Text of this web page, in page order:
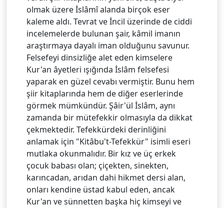
olmak üzere İslâmî alanda birçok eser
kaleme aldı. Tevrat ve İncil üzerinde de ciddi
incelemelerde bulunan şair, kâmil imanın
araştırmaya dayalı iman olduğunu savunur.
Felsefeyi dinsizliğe alet eden kimselere
Kur'an âyetleri ışığında İslâm felsefesi
yaparak en güzel cevabı vermiştir. Bunu hem
şiir kitaplarında hem de diğer eserlerinde
görmek mümkündür. Şâir'ül İslâm, aynı
zamanda bir mütefekkir olmasıyla da dikkat
çekmektedir. Tefekkürdeki derinliğini
anlamak için "Kitâbu't-Tefekkür" isimli eseri
mutlaka okunmalıdır. Bir kız ve üç erkek
çocuk babası olan; çiçekten, sinekten,
karıncadan, arıdan dahi hikmet dersi alan,
onları kendine üstad kabul eden, ancak
Kur'an ve sünnetten başka hiç kimseyi ve